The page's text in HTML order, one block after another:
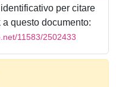
per citare
questo documento:
11583/2502433